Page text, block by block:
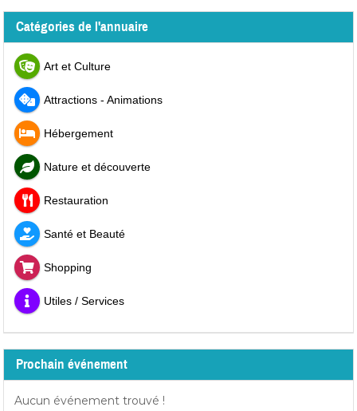
Catégories de l'annuaire
Art et Culture
Attractions - Animations
Hébergement
Nature et découverte
Restauration
Santé et Beauté
Shopping
Utiles / Services
Prochain événement
Aucun événement trouvé !